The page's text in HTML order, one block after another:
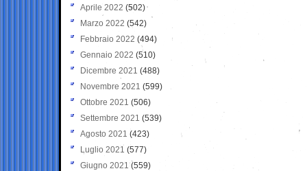
Aprile 2022 (502)
Marzo 2022 (542)
Febbraio 2022 (494)
Gennaio 2022 (510)
Dicembre 2021 (488)
Novembre 2021 (599)
Ottobre 2021 (506)
Settembre 2021 (539)
Agosto 2021 (423)
Luglio 2021 (577)
Giugno 2021(559)